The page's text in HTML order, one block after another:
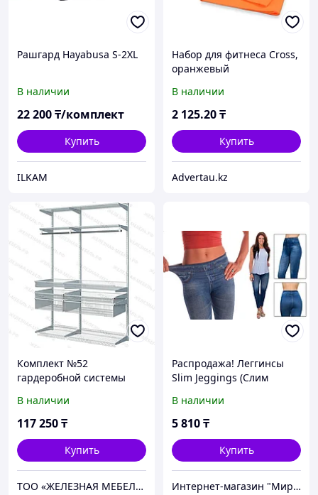
Рашгард Hayabusa S-2XL
В наличии
22 200₸/комплект
Купить
ILKAM
Набор для фитнеса Cross,
оранжевый
В наличии
2 125.20₸
Купить
Advertau.kz
Комплект №52
гардеробной системы
В наличии
117 250₸
Купить
ТОО «ЖЕЛЕЗНАЯ МЕБЕЛЬ»
Распродажа! Леггинсы
Slim Jeggings (Слим
В наличии
5 810₸
Купить
Интернет-магазин "Мир покупок"